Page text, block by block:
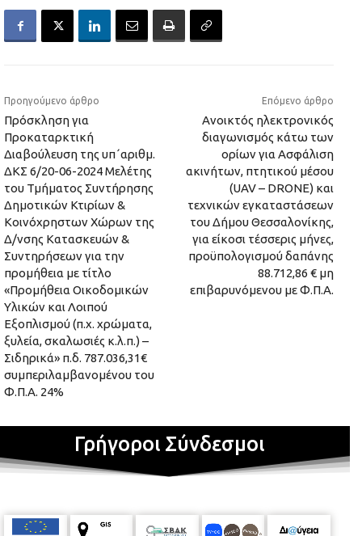
Προηγούμενο άρθρο
Πρόσκληση για
Προκαταρκτική
Διαβούλευση της υπ΄αριθμ.
ΔΚΣ 6/20-06-2024 Μελέτης
του Τμήματος Συντήρησης
Δημοτικών Κτιρίων &
Κοινόχρηστων Χώρων της
Δ/νσης Κατασκευών &
Συντηρήσεων για την
προμήθεια με τίτλο
«Προμήθεια Οικοδομικών
Υλικών και Λοιπού
Εξοπλισμού (π.χ. χρώματα,
ξυλεία, σκαλωσιές κ.λ.π.) –
Σιδηρικά» π.δ. 787.036,31€
συμπεριλαμβανομένου του
Φ.Π.Α. 24%
Επόμενο άρθρο
Ανοικτός ηλεκτρονικός
διαγωνισμός κάτω των
ορίων για Ασφάλιση
ακινήτων, πτητικού μέσου
(UAV – DRONE) και
τεχνικών εγκαταστάσεων
του Δήμου Θεσσαλονίκης,
για είκοσι τέσσερις μήνες,
προϋπολογισμού δαπάνης
88.712,86 € μη
επιβαρυνόμενου με Φ.Π.Α.
Γρήγοροι Σύνδεσμοι